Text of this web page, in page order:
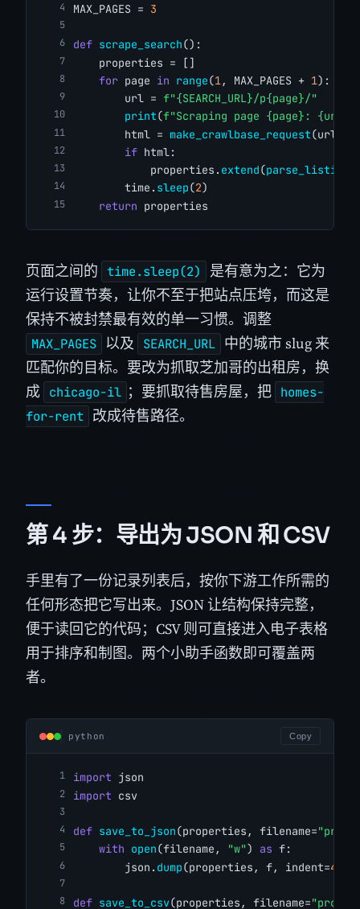
MAX_PAGES = 3
def scrape_search():
    properties = []
for page in range(1, MAX_PAGES + 1):
        url =
f"{SEARCH_URL}/p{page}/"
print(f"Scraping page {page}: {url}"
        html =
make_crawlbase_request(url)
if html:
            properties.
extend(parse_listings
        time.
sleep(2)
return properties
页面之间的 time.sleep(2)
是有意为之：它为
运行设置节奏，让你不至于把站点压垮，而这是
保持不被封禁最有效的单一习惯。调整
MAX_PAGES 以及 SEARCH_URL 中的城市 slug 来
匹配你的目标。要改为抓取芝加哥的出租房，换
成 chicago-il ；要抓取待售房屋，把 homes-
for-rent
改成待售路径。
第 4 步：导出为 JSON 和 CSV
手里有了一份记录列表后，按你下游工作所需的
任何形态把它写出来。JSON 让结构保持完整，
便于读回它的代码；CSV 则可直接进入电子表格
用于排序和制图。两个小助手函数即可覆盖两
者。
python Copy
import json
import csv
def save_to_json(properties, filename=
with open(filename, "w") as f:
        json.
dump(properties, f, indent=4
def save_to_csv(properties, filename=